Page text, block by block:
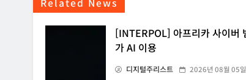
[INTERPOL] 아프리카 사이버
가 AI 이용
디지털주리스트 2026년 08월 05일